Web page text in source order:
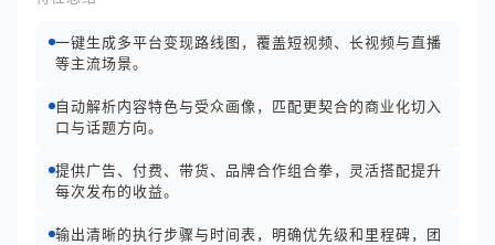
一键生成多平台变现路线图，覆盖短视频、长视频与直播
等主流场景。
自动解析内容特色与受众画像，匹配更契合的商业化切入
口与话题方向。
提供广告、付费、带货、品牌合作组合拳，灵活搭配提升
每次发布的收益。
输出清晰的执行步骤与时间表，明确优先级和里程碑，团